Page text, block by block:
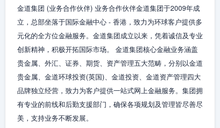
金道集团 (业务合作伙伴) 业务合作伙伴金道集团于2009年成
立，总部坐落于国际金融中心 - 香港，致力为环球客户提供多
元化的全方位金融服务。金道集团成立以来，凭着诚信及专业
创新精神，积极开拓国际市场。 金道集团核心金融业务涵盖
贵金属、外汇、证券、期货、资产管理五大范畴，分别以金道
贵金属、金道环球投资(英国)、金道投资、金道资产管理四大
品牌独立经营，致力为客户提供一站式网上金融服务。集团拥
有专业的前线和后勤支援部门，确保各项规划及管理皆尽善尽
美，支持业务不断发展。